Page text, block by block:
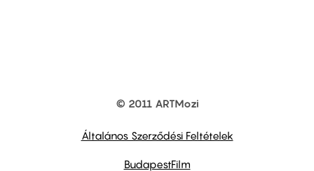
© 2011 ARTMozi
Általános Szerződési Feltételek
BudapestFilm